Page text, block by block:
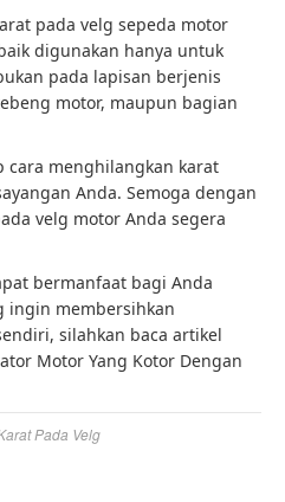
pada velg sepeda motor
digunakan hanya untuk
pada lapisan berjenis
motor, maupun bagian
cara menghilangkan karat
Anda. Semoga dengan
velg motor Anda segera
bermanfaat bagi Anda
ingin membersihkan
silahkan baca artikel
Motor Yang Kotor Dengan
Pada Velg